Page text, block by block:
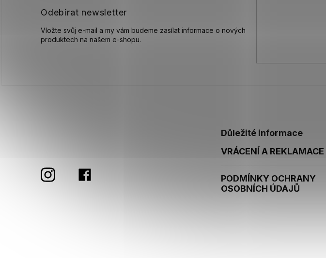
Odebírat newsletter
Vložte svůj e-mail a my vám budeme zasílat informace o nových
produktech na našem e-shopu.
Důležité informace
VRÁCENÍ A REKLAMACE
PODMÍNKY OCHRANY
OSOBNÍCH ÚDAJŮ